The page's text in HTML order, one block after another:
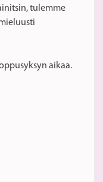
tulemme
aikaa.